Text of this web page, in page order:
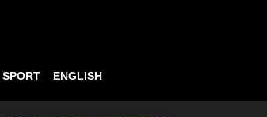
SPORT ENGLISH